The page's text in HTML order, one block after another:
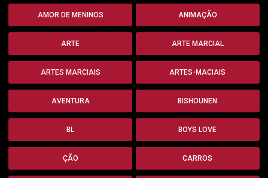
AMOR DE MENINOS ANIMAÇÃO
ARTE ARTE MARCIAL
ARTES MARCIAIS ARTES-MACIAIS
AVENTURA BISHOUNEN
BL BOYS LOVE
ÇÃO CARROS